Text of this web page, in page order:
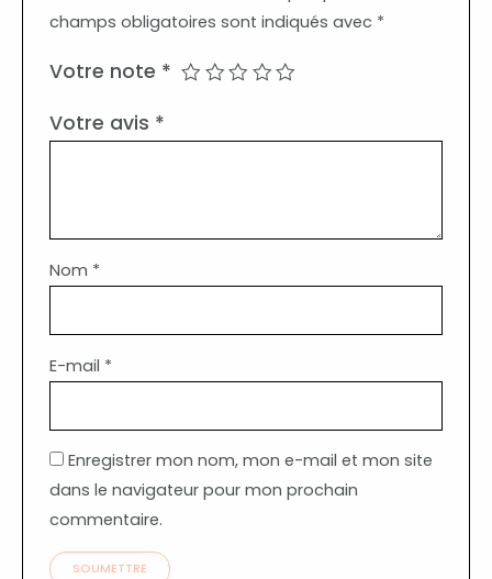
champs obligatoires sont indiqués avec *
Votre note *
Votre avis *
Nom *
E-mail *
Enregistrer mon nom, mon e-mail et mon site
dans le navigateur pour mon prochain
commentaire.